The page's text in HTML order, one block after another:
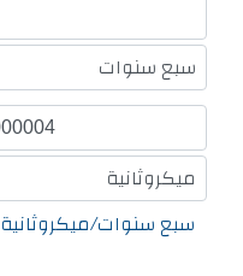
سبع سنوات
ميكروثانية
سبع سنوات/ميكروثانية